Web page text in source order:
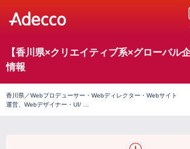
【香川県×クリエイティブ系×グローバル
情報
香川県／Webプロデューサー・Webディレクター・Webサイト
運営、Webデザイナー・UI/ …